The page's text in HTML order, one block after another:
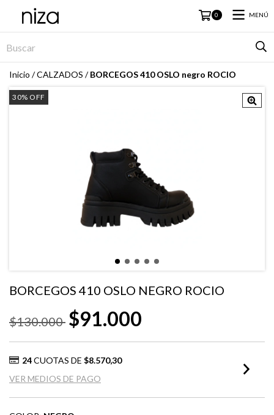
0 MENÚ
Inicio /CALZADOS / BORCEGOS 410 OSLO negro ROCIO
30% OFF
BORCEGOS 410 OSLO NEGRO ROCIO
$130.000 $91.000
24CUOTAS DE $8.570,30
VER MEDIOS DE PAGO